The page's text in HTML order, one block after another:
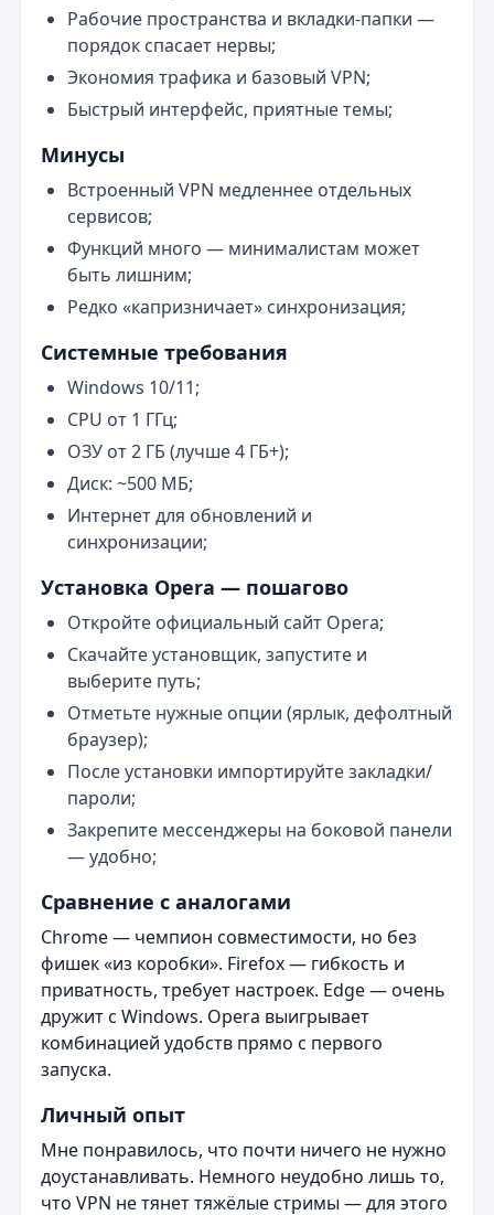
Рабочие пространства и вкладки‑папки —
порядок спасает нервы;
Экономия трафика и базовый VPN;
Быстрый интерфейс, приятные темы;
Минусы
Встроенный VPN медленнее отдельных
сервисов;
Функций много — минималистам может
быть лишним;
Редко «капризничает» синхронизация;
Системные требования
Windows 10/11;
CPU от 1 ГГц;
ОЗУ от 2 ГБ (лучше 4 ГБ+);
Диск: ~500 МБ;
Интернет для обновлений и
синхронизации;
Установка Opera — пошагово
Откройте официальный сайт Opera;
Скачайте установщик, запустите и
выберите путь;
Отметьте нужные опции (ярлык, дефолтный
браузер);
После установки импортируйте закладки/
пароли;
Закрепите мессенджеры на боковой панели
— удобно;
Сравнение с аналогами
Chrome — чемпион совместимости, но без
фишек «из коробки». Firefox — гибкость и
приватность, требует настроек. Edge — очень
дружит с Windows. Opera выигрывает
комбинацией удобств прямо с первого
запуска.
Личный опыт
Мне понравилось, что почти ничего не нужно
доустанавливать. Немного неудобно лишь то,
что VPN не тянет тяжёлые стримы — для этого